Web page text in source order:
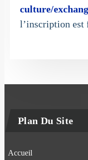
culture/
l’inscription est
Plan Du Site
Accueil